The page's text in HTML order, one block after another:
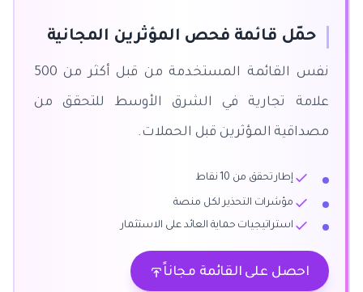
حمّل قائمة فحص المؤثرين المجانية
نفس القائمة المستخدمة من قبل أكثر من 500
علامة تجارية في الشرق الأوسط للتحقق من
مصداقية المؤثرين قبل الحملات.
إطار تحقق من 10 نقاط
مؤشرات التحذير لكل منصة
استراتيجيات حماية العائد على الاستثمار
احصل على القائمة مجاناً